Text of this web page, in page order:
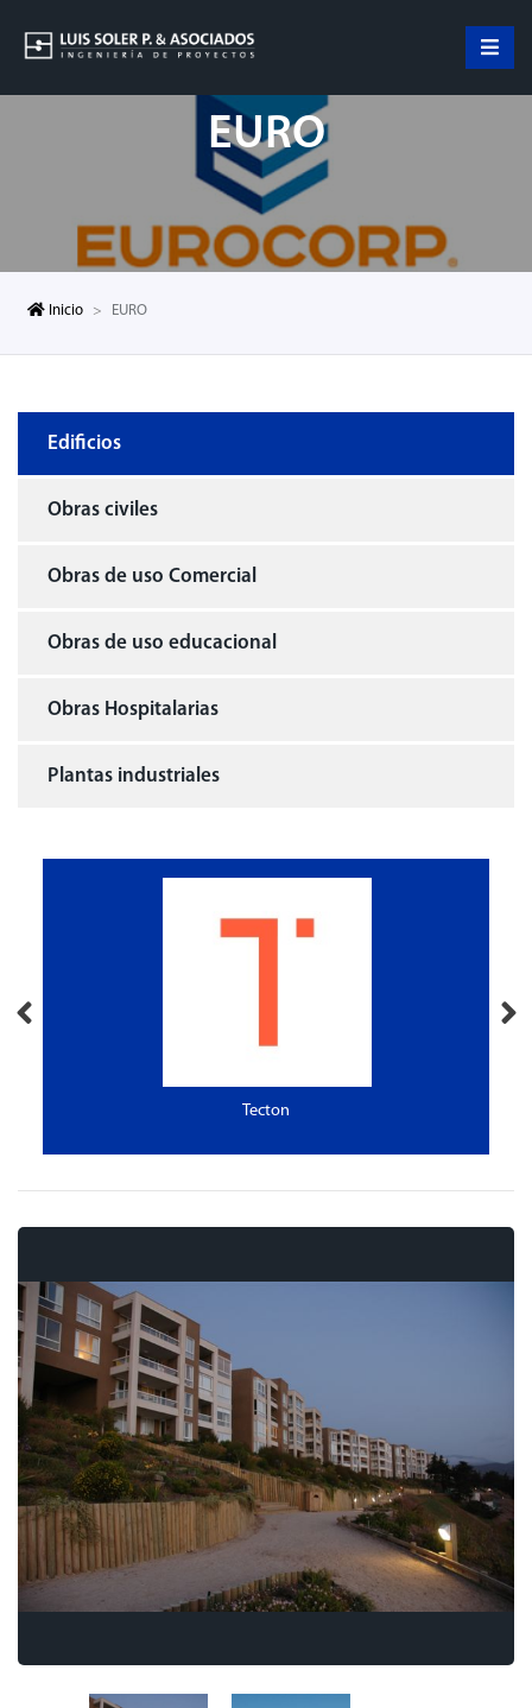
EURO
Inicio EURO
Edificios
Obras civiles
Obras de uso Comercial
Obras de uso educacional
Obras Hospitalarias
Plantas industriales
Tecton